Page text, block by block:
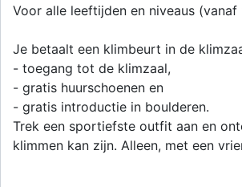
Voor alle leeftijden en niveaus (vanaf
Je betaalt een klimbeurt in de
- toegang tot de klimzaal,
- gratis huurschoenen en
- gratis introductie in boulderen.
Trek een sportiefste outfit aan en
klimmen kan zijn. Alleen, met een